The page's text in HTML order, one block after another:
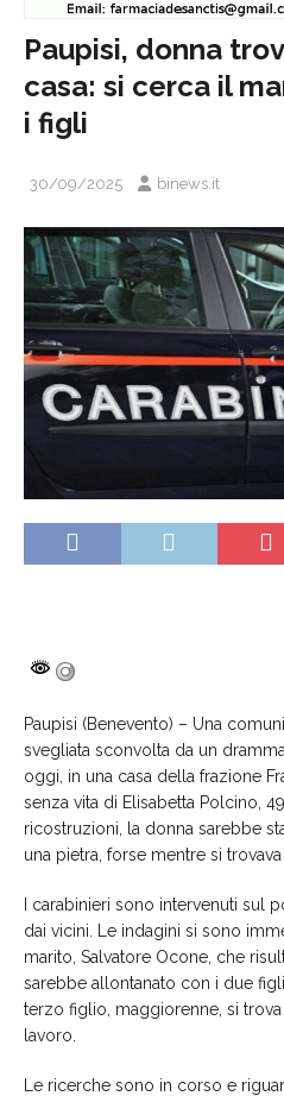
Paupisi, donna
casa: si cerca il
i figli
30/09/2025 binews.it
Paupisi (Benevento) – Una
svegliata sconvolta da un
oggi, in una casa della frazione
senza vita di Elisabetta Polcino,
ricostruzioni, la donna sarebbe
una pietra, forse mentre si trovava
I carabinieri sono intervenuti sul
dai vicini. Le indagini si sono
marito, Salvatore Ocone, che
sarebbe allontanato con i due
terzo figlio, maggiorenne, si
lavoro.
Le ricerche sono in corso e